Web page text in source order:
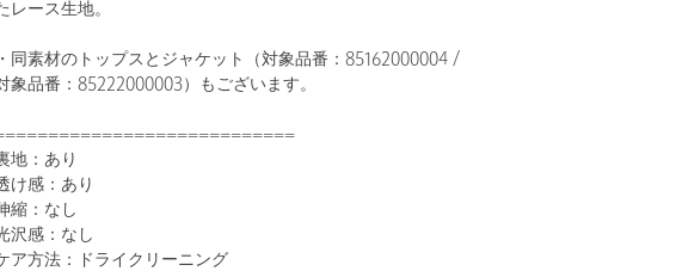
レース生地。
・同素材のトップスとジャケット（対象品番：85162000004 /
象品番：85222000003）もございます。
地：あり
け感：あり
縮：なし
沢感：なし
ア方法：ドライクリーニング